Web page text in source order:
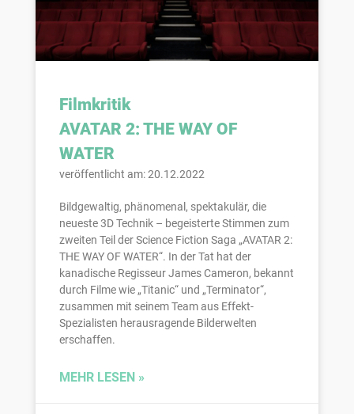
Filmkritik
AVATAR 2: THE WAY OF
WATER
veröffentlicht am: 20.12.2022
Bildgewaltig, phänomenal, spektakulär, die
neueste 3D Technik – begeisterte Stimmen zum
zweiten Teil der Science Fiction Saga „AVATAR 2:
THE WAY OF WATER“. In der Tat hat der
kanadische Regisseur James Cameron, bekannt
durch Filme wie „Titanic“ und „Terminator“,
zusammen mit seinem Team aus Effekt-
Spezialisten herausragende Bilderwelten
erschaffen.
MEHR LESEN »